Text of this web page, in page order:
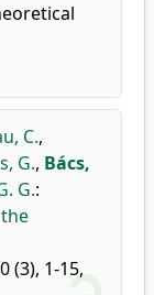
C.,
G., Bács,
G.:
(3), 1-15,